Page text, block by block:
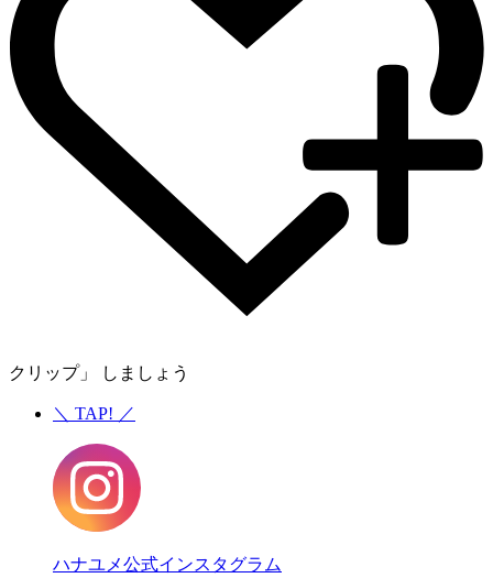
クリップ」 しましょう
＼ TAP! ／
ハナユメ公式インスタグラム